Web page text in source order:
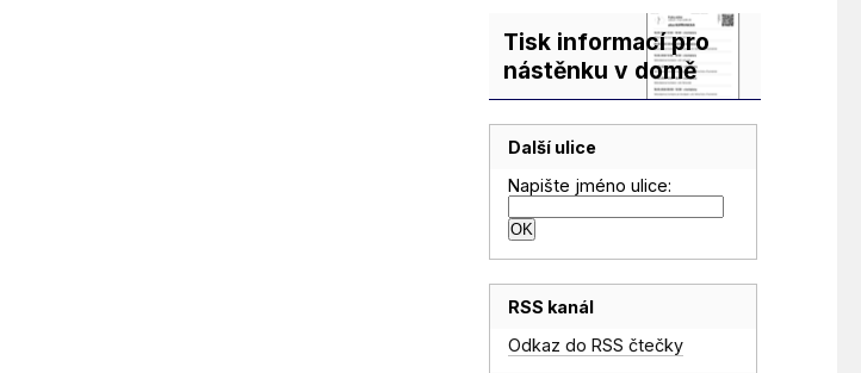
Tisk informací pro
nástěnku v domě
Další ulice
Napište jméno ulice:
RSS kanál
Odkaz do RSS čtečky